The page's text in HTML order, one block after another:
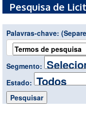
Pesquisa de
Palavras-chave:
Segmento:
Estado: